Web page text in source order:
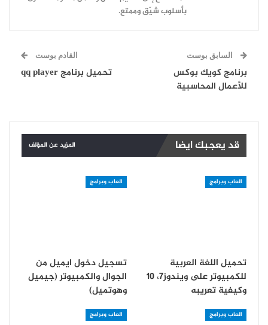
بأسلوب شيّق وممتع.
السابق بوست
برنامج كويك بوكس
للأعمال المحاسبية
القادم بوست
تحميل برنامج qq player
قد يعجبك ايضا المزيد عن المؤلف
العاب وبرامج
تحميل اللغة العربية
للكمبيوتر على ويندوز7، 10
وكيفية تعريبه
العاب وبرامج
تسجيل دخول ايميل من
الجوال والكمبيوتر (جيميل
وهوتميل)
العاب وبرامج العاب وبرامج